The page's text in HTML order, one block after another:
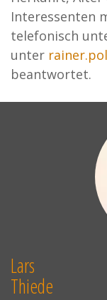
Interessenten
telefonisch
unter
beantwortet.
Lars
Thiede